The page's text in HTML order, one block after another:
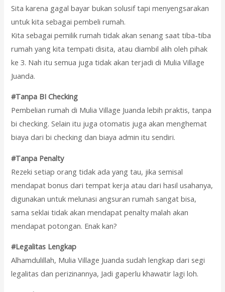
Sita karena gagal bayar bukan solusif tapi menyengsarakan
untuk kita sebagai pembeli rumah.
Kita sebagai pemilik rumah tidak akan senang saat tiba-tiba
rumah yang kita tempati disita, atau diambil alih oleh pihak
ke 3. Nah itu semua juga tidak akan terjadi di Mulia Village
Juanda.
#Tanpa BI Checking
Pembelian rumah di Mulia Village Juanda lebih praktis, tanpa
bi checking. Selain itu juga otomatis juga akan menghemat
biaya dari bi checking dan biaya admin itu sendiri.
#Tanpa Penalty
Rezeki setiap orang tidak ada yang tau, jika semisal
mendapat bonus dari tempat kerja atau dari hasil usahanya,
digunakan untuk melunasi angsuran rumah sangat bisa,
sama seklai tidak akan mendapat penalty malah akan
mendapat potongan. Enak kan?
#Legalitas Lengkap
Alhamdulillah, Mulia Village Juanda sudah lengkap dari segi
legalitas dan perizinannya, Jadi gaperlu khawatir lagi loh.